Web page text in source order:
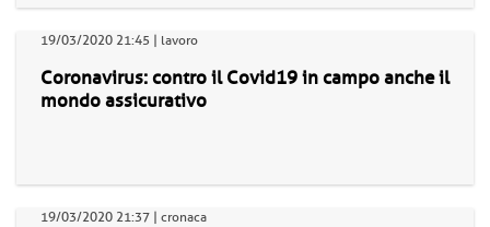
19/03/2020 21:45 | lavoro
Coronavirus: contro il Covid19 in campo anche il
mondo assicurativo
19/03/2020 21:37 | cronaca